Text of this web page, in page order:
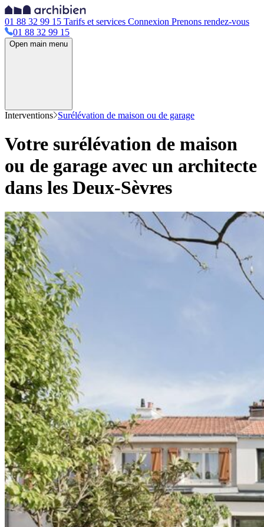
01 88 32 99 15 Tarifs et services Connexion Prenons rendez-vous
01 88 32 99 15
Open main menu
Interventions Surélévation de maison ou de garage
Votre surélévation de maison
ou de garage avec un architecte
dans les Deux-Sèvres